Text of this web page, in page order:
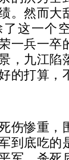
。然而大
这一个
一兵一卒
，九江陷
的打算，
伤惨重，
到底吃的